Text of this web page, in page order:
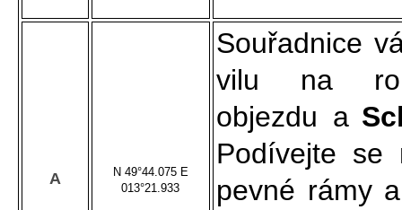
A
N 49°44.075 E
013°21.933
Souřadnice
vilu na
objezdu a
Podívejte se
pevné rámy